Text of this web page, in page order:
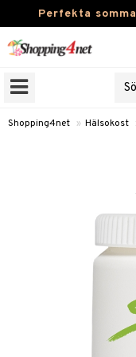
Perfekta
Skönhet
Kontaktlinser
Hem & Inredning
Shopping4net » Hälsokost